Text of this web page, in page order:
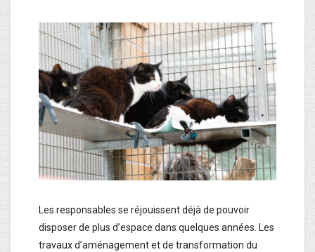
Les responsables se réjouissent déjà de pouvoir
disposer de plus d’espace dans quelques années. Les
travaux d’aménagement et de transformation du